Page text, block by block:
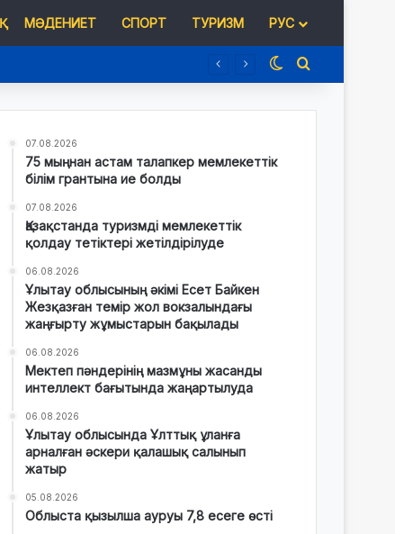
МӘДЕНИЕТ СПОРТ ТУРИЗМ РУС
Switch skin
Іздеу
07.08.2026
75 мыңнан астам талапкер мемлекеттік
білім грантына ие болды
07.08.2026
Қазақстанда туризмді мемлекеттік
қолдау тетіктері жетілдірілуде
06.08.2026
Ұлытау облысының әкімі Есет Байкен
Жезқазған темір жол вокзалындағы
жаңғырту жұмыстарын бақылады
06.08.2026
Мектеп пәндерінің мазмұны жасанды
интеллект бағытында жаңартылуда
06.08.2026
Ұлытау облысында Ұлттық ұланға
арналған әскери қалашық салынып
жатыр
05.08.2026
Облыста қызылша ауруы 7,8 есеге өсті